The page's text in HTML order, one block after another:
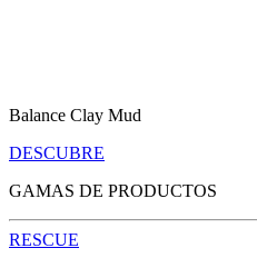
Balance Clay Mud
DESCUBRE
GAMAS DE PRODUCTOS
RESCUE